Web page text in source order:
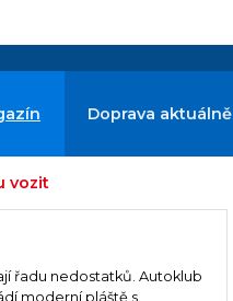
Doprava aktuálně
vozit
řadu nedostatků. Autoklub
moderní pláště s